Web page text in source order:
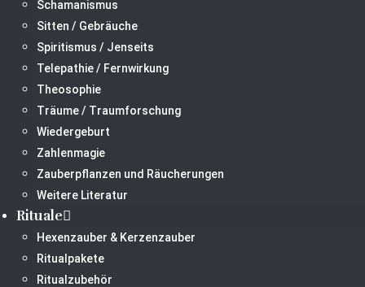
Schamanismus
Sitten / Gebräuche
Spiritismus / Jenseits
Telepathie / Fernwirkung
Theosophie
Träume / Traumforschung
Wiedergeburt
Zahlenmagie
Zauberpflanzen und Räucherungen
Weitere Literatur
Rituale
Hexenzauber & Kerzenzauber
Ritualpakete
Ritualzubehör